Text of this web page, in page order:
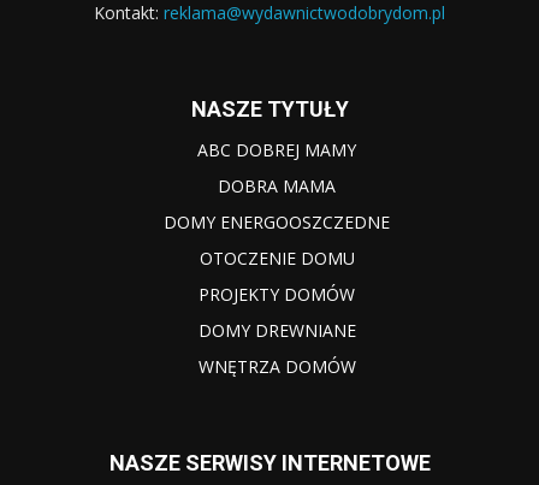
Kontakt: reklama@wydawnictwodobrydom.pl
NASZE TYTUŁY
ABC DOBREJ MAMY
DOBRA MAMA
DOMY ENERGOOSZCZEDNE
OTOCZENIE DOMU
PROJEKTY DOMÓW
DOMY DREWNIANE
WNĘTRZA DOMÓW
NASZE SERWISY INTERNETOWE